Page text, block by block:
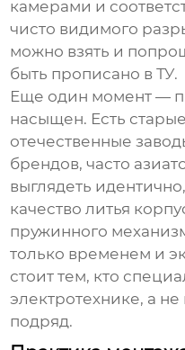
камерами и
чисто видимого
можно взять и
быть прописано в ТУ.
Еще один момент —
насыщен. Есть
отечественные
брендов, часто
выглядеть
качество литья
пружинного
только временем и
стоит тем, кто
электротехнике, а не
подряд.